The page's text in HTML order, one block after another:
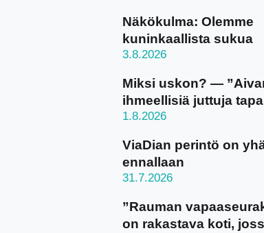
Näkökulma: Olemme
kuninkaallista sukua
3.8.2026
Miksi uskon? —
ihmeellisiä juttuja
1.8.2026
ViaDian perintö on
ennallaan
31.7.2026
”Rauman
on rakastava koti,